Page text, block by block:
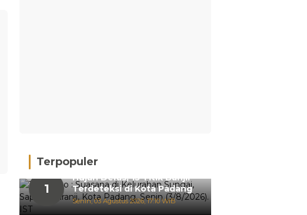
Terpopuler
1
Hujan Deras, 15 Titik Banjir
Terdeteksi di Kota Padang
Senin, 03 Agustus 2026, 17:10 WIB